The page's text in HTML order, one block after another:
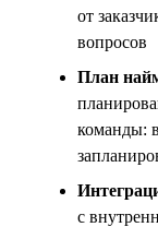
от
вопросов
План
команды:
с